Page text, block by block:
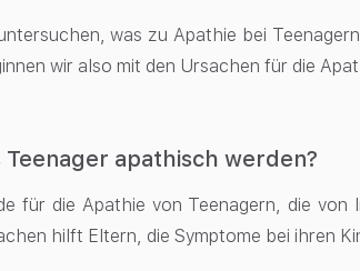
was zu Apathie bei
wir also mit den Ursachen für die
apathisch werden?
für die Apathie von Teenagern, die von
hilft Eltern, die Symptome bei ihren